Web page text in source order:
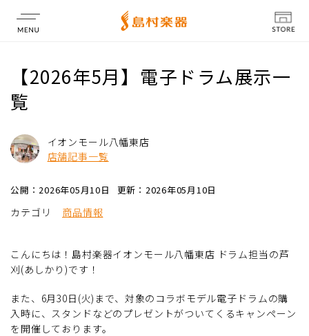
店舗情報
【2026年5月】電子ドラム展示一
覧
イオンモール八幡東店
店舗記事一覧
公開：2026年05月10日 更新：2026年05月10日
カテゴリ 商品情報
こんにちは！島村楽器イオンモール八幡東店 ドラム担当の芦
刈(あしかり)です！
また、6月30日(火)まで、対象のコラボモデル電子ドラムの購
入時に、スタンドなどのプレゼントがついてくるキャンペーン
を開催しております。